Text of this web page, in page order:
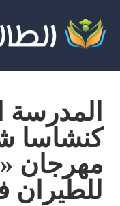
المدرسة
كنشاسا
مهرجان
للطيران